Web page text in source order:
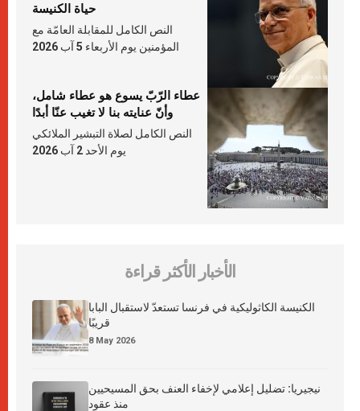
حياة الكنيسة
النص الكامل للمقابلة العامّة مع
المؤمنين يوم الأربعاء 5 آب 2026
عطاء الرّبّ يسوع هو عطاء شامل،
وأنّ عنايته بنا لا تغيب عنّا أبدًا
النص الكامل لصلاة التبشير الملائكي
يوم الأحد 2 آب 2026
الأخبار الأكثر قراءة
الكنيسة الكاثوليكية في فرنسا تستعدّ لاستقبال البابا
قريبًا
8 May 2026
نيجيريا: تضليل إعلامي لإخفاء العنف بحق المسيحيين
منذ عقود